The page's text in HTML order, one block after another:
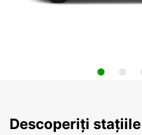
Descoperiți